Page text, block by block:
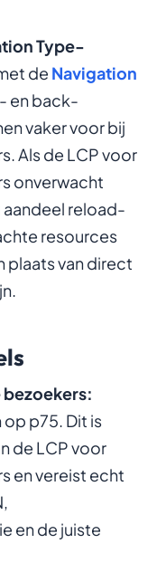
Type-
de Navigation
en back-
vaker voor bij
Als de LCP voor
onverwacht
aandeel reload-
resources
plaats van direct
p75. Dit is
de LCP voor
en vereist echt
en de juiste